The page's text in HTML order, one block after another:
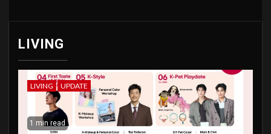
LIVING
LIVING UPDATE
1 min read